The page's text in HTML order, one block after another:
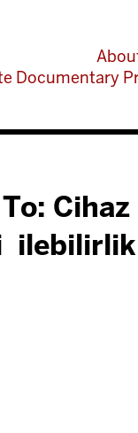
Documentary
Cihaz